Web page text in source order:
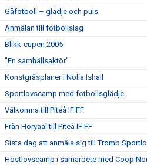
Gåfotboll – glädje och puls
Anmälan till fotbollslag
Blikk-cupen 2005
"En samhällsaktör"
Konstgräsplaner i Nolia Ishall
Sportlovscamp med fotbollsglädje
Välkomna till Piteå IF FF
Från Horyaal till Piteå IF FF
Sista dag att anmäla sig till Tromb
Höstlovscamp i samarbete med Coop